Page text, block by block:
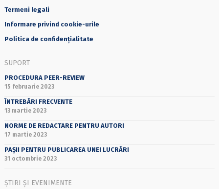
Termeni legali
Informare privind cookie-urile
Politica de confidențialitate
SUPORT
PROCEDURA PEER-REVIEW
15 februarie 2023
ÎNTREBĂRI FRECVENTE
13 martie 2023
NORME DE REDACTARE PENTRU AUTORI
17 martie 2023
PAȘII PENTRU PUBLICAREA UNEI LUCRĂRI
31 octombrie 2023
ȘTIRI ȘI EVENIMENTE